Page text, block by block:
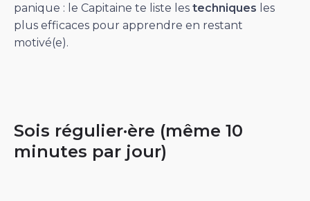
panique : le Capitaine te liste les techniques les
plus efficaces pour apprendre en restant
motivé(e).
Sois régulier·ère (même 10
minutes par jour)